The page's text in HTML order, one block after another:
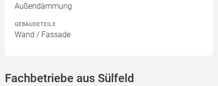
Außendämmung
GEBÄUDETEILE
Wand / Fassade
Fachbetriebe aus Sülfeld